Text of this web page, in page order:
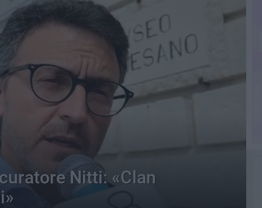
Nitti: «Clan